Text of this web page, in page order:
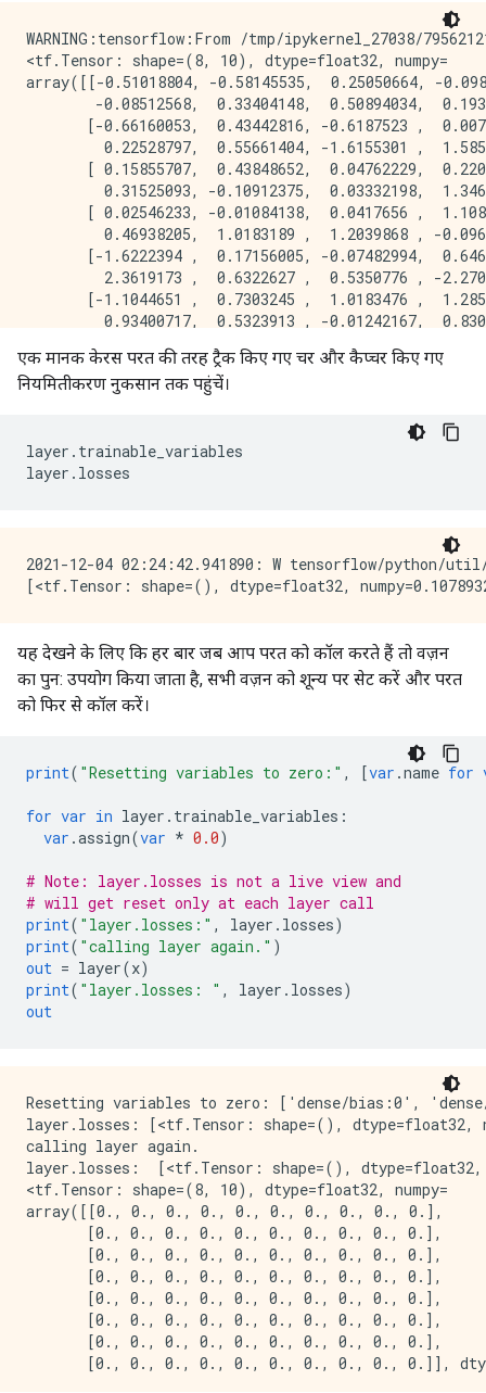
WARNING:tensorflow:From /tmp/ipykernel_27038/
<tf.Tensor: shape=(8, 10), dtype=float32, numpy=
array([[-0.51018804, -0.58145535,  0.25050664, -
-0.08512568,  0.33404148,  0.50894034,
[-0.66160053,  0.43442816, -0.6187523 ,
0.22528797,  0.55661404, -1.6155301 ,
[ 0.15855707,  0.43848652,  0.04762229,
0.31525093, -0.10912375,  0.03332198,
[ 0.02546233, -0.01084138,  0.0417656 ,
0.46938205,  1.0183189 ,  1.2039868 , -
[-1.6222394 ,  0.17156005, -0.07482994,
2.3619173 ,  0.6322627 ,  0.5350776 , -
[-1.1044651 ,  0.7303245 ,  1.0183476 ,
0.93400717,  0.5323913 , -0.01242167,
[ 0.3880633 , -1.2345276 ,  0.7713047 , -
-1.055242  , -1.6942265 ,  1.705035  ,
[ 0.02216246, -0.5235669 ,  0.01065174, -
एक मानक केरस परत की तरह ट्रैक किए गए चर और कैप्चर किए गए
नियमितीकरण नुकसान तक पहुंचें।
layer . trainable_variables
layer . losses
2021-12-04 02:24:42.941890: W tensorflow/
यह देखने के लिए कि हर बार जब आप परत को कॉल करते हैं तो वज़न
का पुन: उपयोग किया जाता है, सभी वज़न को शून्य पर सेट करें और परत
को फिर से कॉल करें।
print( "Resetting variables to zero:" , [var .name for
for var in layer . trainable_variables :
var .assign(var * 0.0)
# Note: layer.losses is not a live view and
# will get reset only at each layer call
print( "layer.losses:" , layer . losses)
print( "calling layer again." )
out = layer(x)
print( "layer.losses: " , layer . losses)
out
Resetting variables to zero: ['dense/bias:0',
layer.losses: [<tf.Tensor: shape=(), dtype=float32,
calling layer again.
layer.losses:  [<tf.Tensor: shape=(), dtype=float32,
<tf.Tensor: shape=(8, 10), dtype=float32, numpy=
array([[0., 0., 0., 0., 0., 0., 0., 0., 0., 0.],
       [0., 0., 0., 0., 0., 0., 0., 0., 0., 0.],
       [0., 0., 0., 0., 0., 0., 0., 0., 0., 0.],
       [0., 0., 0., 0., 0., 0., 0., 0., 0., 0.],
       [0., 0., 0., 0., 0., 0., 0., 0., 0., 0.],
       [0., 0., 0., 0., 0., 0., 0., 0., 0., 0.],
       [0., 0., 0., 0., 0., 0., 0., 0., 0., 0.],